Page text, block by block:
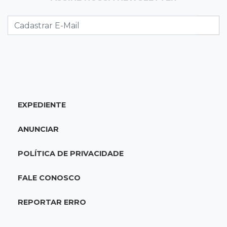
Denúncia leva ao resgate de irmãos deixados
sozinhos em casa trancada
Entre escolas com nota divulgada, 3 estaduais
policiais militares
EXPEDIENTE
ANUNCIAR
POLÍTICA DE PRIVACIDADE
FALE CONOSCO
REPORTAR ERRO